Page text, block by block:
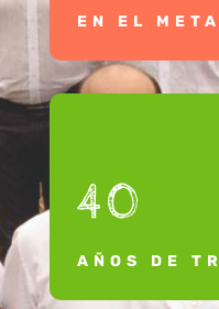
EN EL META
40
AÑOS DE